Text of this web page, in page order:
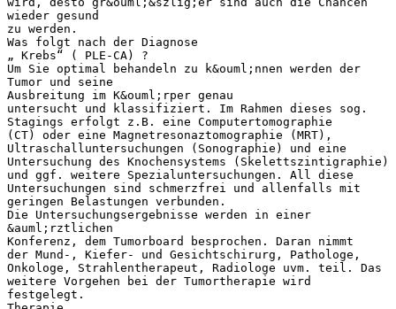
wieder gesund
zu werden.
Was folgt nach der Diagnose
„ Krebs“ ( PLE-CA) ?
Um Sie optimal behandeln zu k&ouml;nnen werden der
Tumor und seine
Ausbreitung im K&ouml;rper genau
untersucht und klassifiziert. Im Rahmen dieses sog.
Stagings erfolgt z.B. eine Computertomographie
(CT) oder eine Magnetresonaztomographie (MRT),
Ultraschalluntersuchungen (Sonographie) und eine
Untersuchung des Knochensystems (Skelettszintigraphie)
und ggf. weitere Spezialuntersuchungen. All diese
Untersuchungen sind schmerzfrei und allenfalls mit
geringen Belastungen verbunden.
Die Untersuchungsergebnisse werden in einer
&auml;rztlichen
Konferenz, dem Tumorboard besprochen. Daran nimmt
der Mund-, Kiefer- und Gesichtschirurg, Pathologe,
Onkologe, Strahlentherapeut, Radiologe uvm. teil. Das
weitere Vorgehen bei der Tumortherapie wird
festgelegt.